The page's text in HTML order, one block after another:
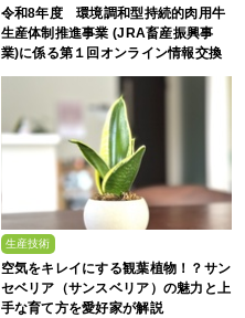
令和8年度 環境調和型持続的肉用牛
生産体制推進事業 (JRA畜産振興事
業)に係る第１回オンライン情報交換
生産技術
空気をキレイにする観葉植物！？サン
セベリア（サンスベリア）の魅力と上
手な育て方を愛好家が解説